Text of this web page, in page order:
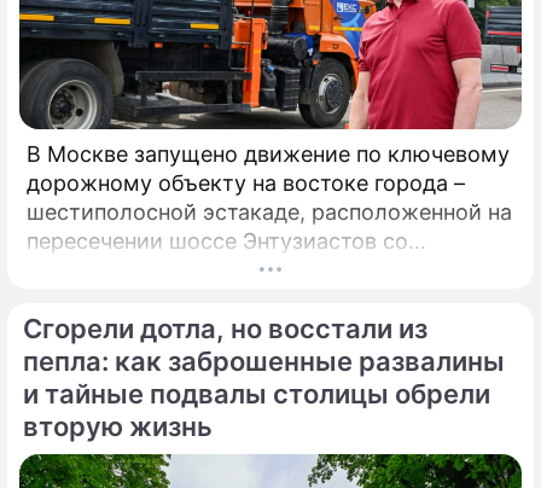
В Москве запущено движение по ключевому
дорожному объекту на востоке города –
шестиполосной эстакаде, расположенной на
пересечении шоссе Энтузиастов со
Свободным проспектом и Большим
открытия принял участие мэр Москвы
Сергей Собянин, который подчеркнул
стратегическую важность новой развязки
для разгрузки одного из самых проблемных
участков магистрали.
Сгорели дотла, но восстали из
пепла: как заброшенные развалины
и тайные подвалы столицы обрели
вторую жизнь